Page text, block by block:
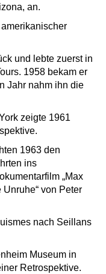
an.
und lebte zuerst in
1958 bekam er
Jahr nahm ihn die
zeigte 1961
1963 den
ins
„Max
von Peter
nach Seillans
Museum in
Retrospektive.